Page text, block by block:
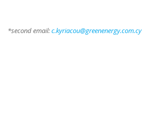
*second email:c.kyriacou@greenenergy.com.cy